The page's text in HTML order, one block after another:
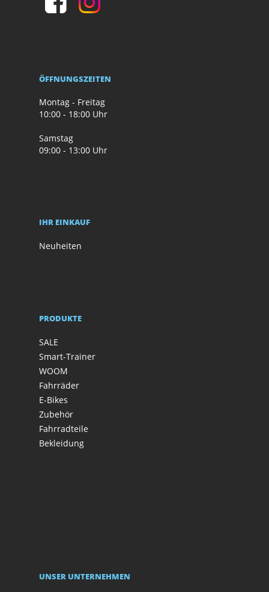
ÖFFNUNGSZEITEN
Montag - Freitag
10:00 - 18:00 Uhr
Samstag
09:00 - 13:00 Uhr
IHR EINKAUF
Neuheiten
PRODUKTE
SALE
Smart-Trainer
WOOM
Fahrräder
E-Bikes
Zubehör
Fahrradteile
Bekleidung
UNSER UNTERNEHMEN